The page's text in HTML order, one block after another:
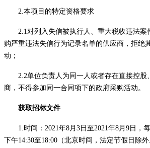
2.本项目的特定资格要求
2.1对列入失信被执行人、重大税收违法案
购严重违法失信行为记录名单的供应商 ，拒绝
动；
2.2单位负责人为同一人或者存在直接控股
商，不得参加同一合同项下的政府采购活动。
获取招标文件
1.时间：2021年8月 3 日至2021年8月 9 日，
下午14:30至 18:00 （北京时间，法定节假日除外